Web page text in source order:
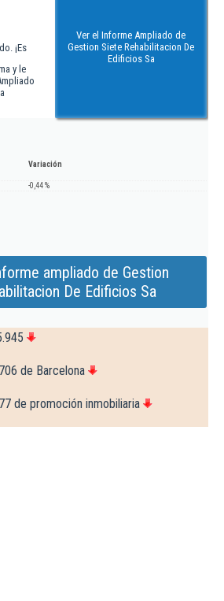
¡Es
y le
Ver el Informe Ampliado de
Gestion Siete Rehabilitacion De
Edificios Sa
Variación
-0,44 %
ampliado de Gestion
De Edificios Sa
de Barcelona
de promoción inmobiliaria